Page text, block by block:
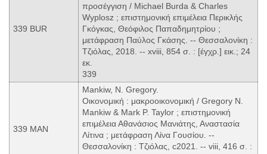
339 BUR
προσέγγιση / Michael Burda & Charles
Wyplosz ; επιστημονική επιμέλεια Περικλής
Γκόγκας, Θεόφιλος Παπαδημητρίου ;
μετάφραση Παύλος Γκάσης. -- Θεσσαλονίκη :
Τζιόλας, 2018. -- xviii, 854 σ. : [έγχρ.] εικ.; 24
εκ.
339
339 MAN
Mankiw, N. Gregory.
Οικονομική : μακροοικονομική / Gregory N.
Mankiw & Mark P. Taylor ; επιστημονική
επιμέλεια Αθανάσιος Μανιάτης, Αναστασία
Λίτινα ; μετάφραση Λίνα Γουσίου. --
Θεσσαλονίκη : Τζιόλας, c2021. -- viii, 416 σ. :